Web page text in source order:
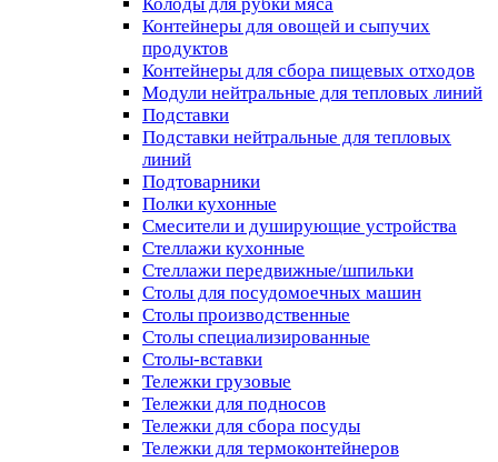
Контейнеры для овощей и сыпучих
продуктов
Контейнеры для сбора пищевых отходов
Модули нейтральные для тепловых линий
Подставки
Подставки нейтральные для тепловых
линий
Подтоварники
Полки кухонные
Смесители и душирующие устройства
Стеллажи кухонные
Стеллажи передвижные/шпильки
Столы для посудомоечных машин
Столы производственные
Столы специализированные
Столы-вставки
Тележки грузовые
Тележки для подносов
Тележки для сбора посуды
Тележки для термоконтейнеров